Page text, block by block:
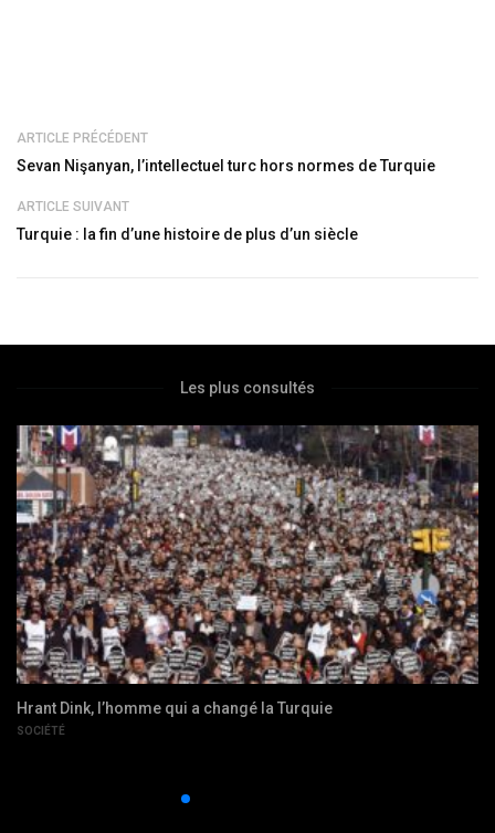
ARTICLE PRÉCÉDENT
Sevan Nişanyan, l’intellectuel turc hors normes de Turquie
ARTICLE SUIVANT
Turquie : la fin d’une histoire de plus d’un siècle
Les plus consultés
L’Arménie et l’amateurisme des revendications liées au
Génocide Arménien